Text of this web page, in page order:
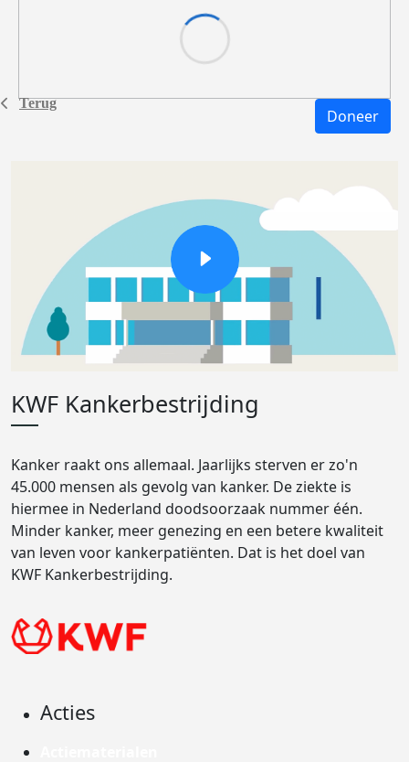
Terug
Doneer
KWF Kankerbestrijding
Kanker raakt ons allemaal. Jaarlijks sterven er zo'n
45.000 mensen als gevolg van kanker. De ziekte is
hiermee in Nederland doodsoorzaak nummer één.
Minder kanker, meer genezing en een betere kwaliteit
van leven voor kankerpatiënten. Dat is het doel van
KWF Kankerbestrijding.
Acties